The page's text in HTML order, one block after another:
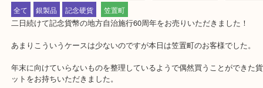
公開日:2019/11/17 最終更新日:2025/07/22
全て
銀製品 記念硬貨 笠置町